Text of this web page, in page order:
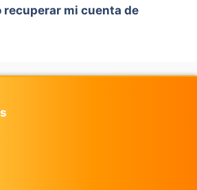
recuperar mi cuenta de